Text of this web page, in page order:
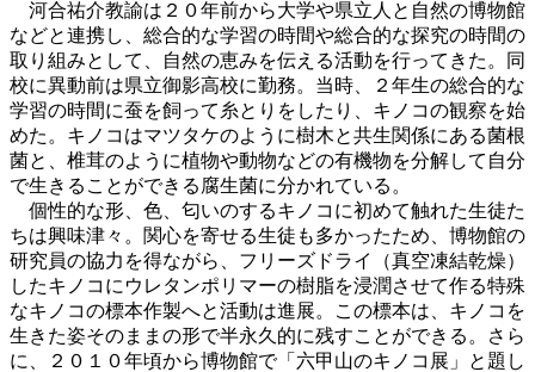
河合祐介教諭は２０年前から大学や県立人と自然の博物館
などと連携し、総合的な学習の時間や総合的な探究の時間の
取り組みとして、自然の恵みを伝える活動を行ってきた。同
校に異動前は県立御影高校に勤務。当時、２年生の総合的な
学習の時間に蚕を飼って糸とりをしたり、キノコの観察を始
めた。キノコはマツタケのように樹木と共生関係にある菌根
菌と、椎茸のように植物や動物などの有機物を分解して自分
で生きることができる腐生菌に分かれている。
個性的な形、色、匂いのするキノコに初めて触れた生徒た
ちは興味津々。関心を寄せる生徒も多かったため、博物館の
研究員の協力を得ながら、フリーズドライ（真空凍結乾燥）
したキノコにウレタンポリマーの樹脂を浸潤させて作る特殊
なキノコの標本作製へと活動は進展。この標本は、キノコを
生きた姿そのままの形で半永久的に残すことができる。さら
に、２０１０年頃から博物館で「六甲山のキノコ展」と題し